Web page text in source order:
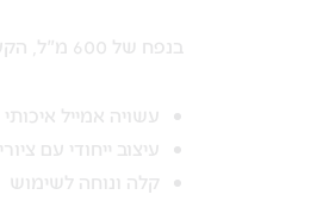
בנפח של 600 מ"ל, הקערה אידיאלית לסלטים, מרקים, דגנים ועוד.
עשויה אמייל איכותי
עיצוב ייחודי עם
קלה ונוחה לשימוש